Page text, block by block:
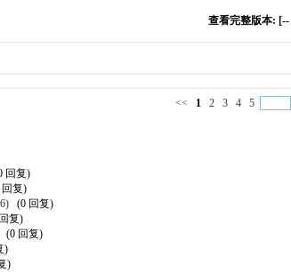
查看完整版本: [--
<< 1 2 3 4 5
回复)
回复)
(0 回复)
复)
(0 回复)
)
)